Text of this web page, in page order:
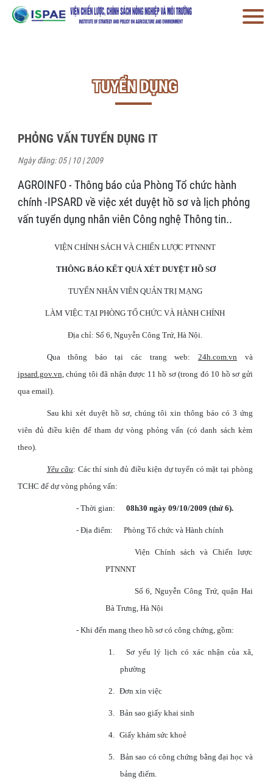
TUYỂN DỤNG
PHỎNG VẤN TUYỂN DỤNG IT
Ngày đăng: 05 | 10 | 2009
AGROINFO - Thông báo của Phòng Tổ chức hành
chính -IPSARD về việc xét duyệt hồ sơ và lịch phỏng
vấn tuyển dụng nhân viên Công nghệ Thông tin..
VIỆN CHÍNH SÁCH VÀ CHIẾN LƯỢC PTNNNT
THÔNG BÁO KẾT QUẢ XÉT DUYỆT HỒ SƠ
TUYỂN NHÂN VIÊN QUẢN TRỊ MẠNG
LÀM VIỆC TẠI PHÒNG TỔ CHỨC VÀ HÀNH CHÍNH
Địa chỉ: Số 6, Nguyễn Công Trứ, Hà Nội.
Qua thông báo tại các trang web: 24h.com.vnvà
ipsard.gov.vn, chúng tôi đã nhận được 11 hồ sơ (trong đó 10 hồ sơ gửi
qua email).
Sau khi xét duyệt hồ sơ, chúng tôi xin thông báo có 3 ứng
viên đủ điều kiện để tham dự vòng phỏng vấn (có danh sách kèm
theo).
Yêu cầu: Các thí sinh đủ điều kiện dự tuyển có mặt tại phòng
TCHC để dự vòng phỏng vấn:
- Thời gian: 08h30 ngày 09/10/2009 (thứ 6).
- Địa điểm: Phòng Tổ chức và Hành chính
Viện Chính sách và Chiến lược
PTNNNT
Số 6, Nguyễn Công Trứ, quận Hai
Bà Trưng, Hà Nội
- Khi đến mang theo hồ sơ có công chứng, gồm:
1.
Sơ yếu lý lịch có xác nhận của xã,
phường
2. Đơn xin việc
3. Bản sao giấy khai sinh
4. Giấy khám sức khoẻ
5.
Bản sao có công chứng bằng đại học và
bảng điểm.